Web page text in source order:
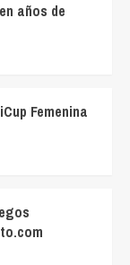
años de
Femenina